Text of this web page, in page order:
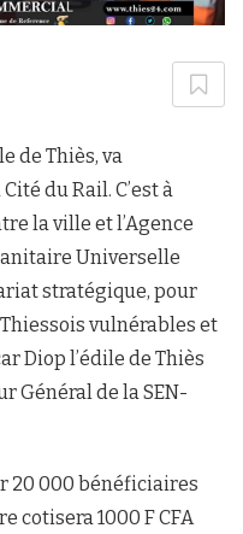
de Thiès, va
du Rail. C’est à
la ville et l’Agence
Universelle
stratégique, pour
vulnérables et
Diop l’édile de Thiès
Général de la SEN-
20 000 bénéficiaires
cotisera 1000 F CFA